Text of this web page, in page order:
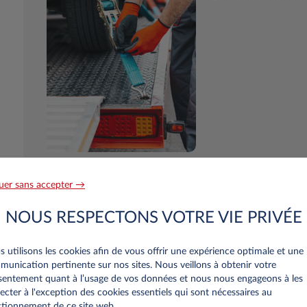
un véhicule autour de
sans accepter →
NOUS RESPECTONS VOTRE VIE PRIVÉE
utilisons les cookies afin de vous offrir une expérience optimale et une
pertinente sur nos sites. Nous veillons à obtenir votre
quant à l’usage de vos données et nous nous engageons à les
à l'exception des cookies essentiels qui sont nécessaires au